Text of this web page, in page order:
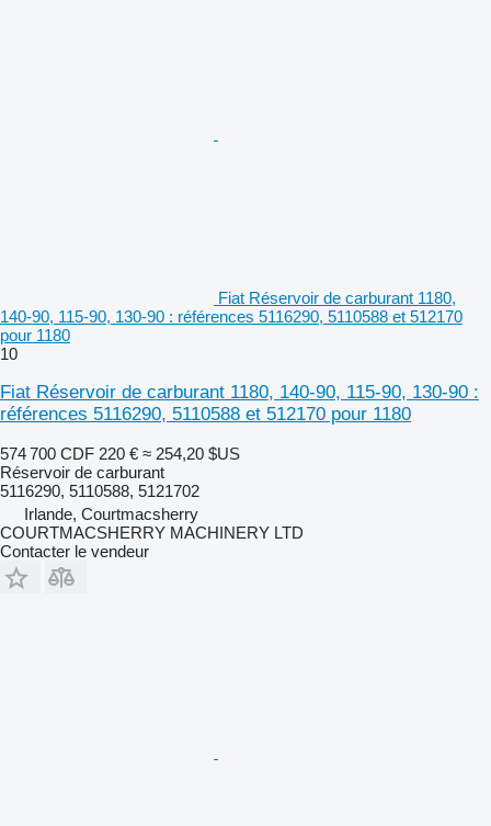
Fiat Réservoir de carburant 1180,
140-90, 115-90, 130-90 : références 5116290, 5110588 et 512170
pour 1180
10
Fiat Réservoir de carburant 1180, 140-90, 115-90, 130-90 :
références 5116290, 5110588 et 512170 pour 1180
574 700 CDF 220 € ≈ 254,20 $US
Réservoir de carburant
5116290, 5110588, 5121702
Irlande, Courtmacsherry
COURTMACSHERRY MACHINERY LTD
Contacter le vendeur